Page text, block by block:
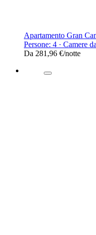
Apartamento Gran
Persone: 4 · Camere
Da 281,96 €/notte